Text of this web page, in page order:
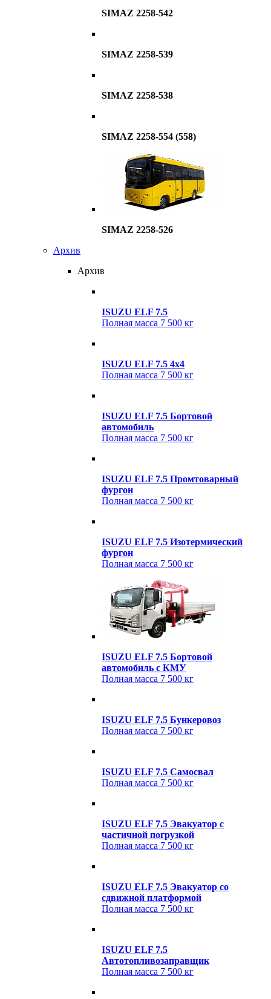
SIMAZ 2258-542
SIMAZ 2258-539
SIMAZ 2258-538
SIMAZ 2258-554 (558)
SIMAZ 2258-526
Архив
Архив
ISUZU ELF 7.5
Полная масса 7 500 кг
ISUZU ELF 7.5 4x4
Полная масса 7 500 кг
ISUZU ELF 7.5 Бортовой
автомобиль
Полная масса 7 500 кг
ISUZU ELF 7.5 Промтоварный
фургон
Полная масса 7 500 кг
ISUZU ELF 7.5 Изотермический
фургон
Полная масса 7 500 кг
ISUZU ELF 7.5 Бортовой
автомобиль с КМУ
Полная масса 7 500 кг
ISUZU ELF 7.5 Бункеровоз
Полная масса 7 500 кг
ISUZU ELF 7.5 Cамосвал
Полная масса 7 500 кг
ISUZU ELF 7.5 Эвакуатор c
частичной погрузкой
Полная масса 7 500 кг
ISUZU ELF 7.5 Эвакуатор cо
сдвижной платформой
Полная масса 7 500 кг
ISUZU ELF 7.5
Автотопливозаправщик
Полная масса 7 500 кг